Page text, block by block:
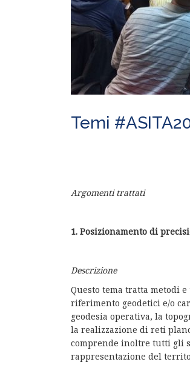
Temi
Argomenti trattati
1. Posizionamento di
Descrizione
Questo tema tratta metodi
riferimento geodetici e/o
geodesia operativa, la
la realizzazione di reti
comprende inoltre tutti gli
rappresentazione del